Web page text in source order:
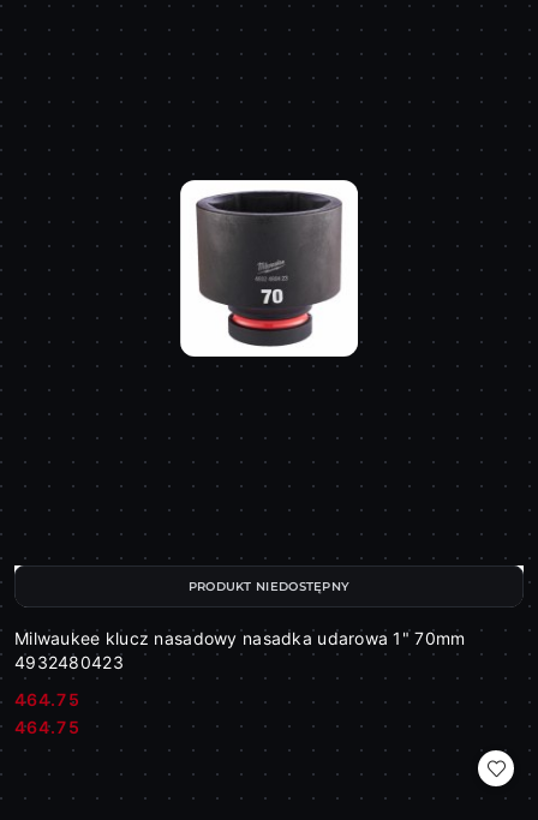
Milwaukee klucz nasadowy nasadka udarowa 1" 70mm
4932480423
Cena:
464.75
Cena:
464.75
PRODUKT NIEDOSTĘPNY